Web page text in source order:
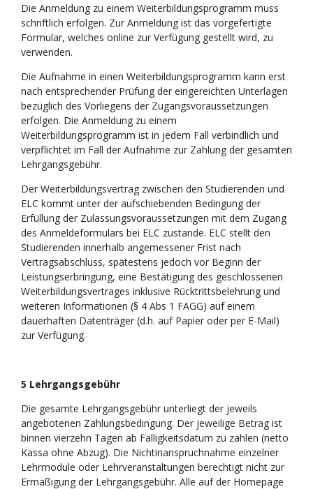
Die Anmeldung zu einem Weiterbildungsprogramm muss
schriftlich erfolgen. Zur Anmeldung ist das vorgefertigte
Formular, welches online zur Verfügung gestellt wird, zu
verwenden.
Die Aufnahme in einen Weiterbildungsprogramm kann erst
nach entsprechender Prüfung der eingereichten Unterlagen
bezüglich des Vorliegens der Zugangsvoraussetzungen
erfolgen. Die Anmeldung zu einem
Weiterbildungsprogramm ist in jedem Fall verbindlich und
verpflichtet im Fall der Aufnahme zur Zahlung der gesamten
Lehrgangsgebühr.
Der Weiterbildungsvertrag zwischen den Studierenden und
ELC kommt unter der aufschiebenden Bedingung der
Erfüllung der Zulassungsvoraussetzungen mit dem Zugang
des Anmeldeformulars bei ELC zustande. ELC stellt den
Studierenden innerhalb angemessener Frist nach
Vertragsabschluss, spätestens jedoch vor Beginn der
Leistungserbringung, eine Bestätigung des geschlossenen
Weiterbildungsvertrages inklusive Rücktrittsbelehrung und
weiteren Informationen (§ 4 Abs 1 FAGG) auf einem
dauerhaften Datenträger (d.h. auf Papier oder per E-Mail)
zur Verfügung.
5 Lehrgangsgebühr
Die gesamte Lehrgangsgebühr unterliegt der jeweils
angebotenen Zahlungsbedingung. Der jeweilige Betrag ist
binnen vierzehn Tagen ab Fälligkeitsdatum zu zahlen (netto
Kassa ohne Abzug). Die Nichtinanspruchnahme einzelner
Lehrmodule oder Lehrveranstaltungen berechtigt nicht zur
Ermäßigung der Lehrgangsgebühr. Alle auf der Homepage